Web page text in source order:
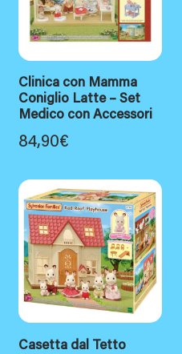
Clinica con Mamma
Coniglio Latte – Set
Medico con Accessori
84,90€
Casetta dal Tetto